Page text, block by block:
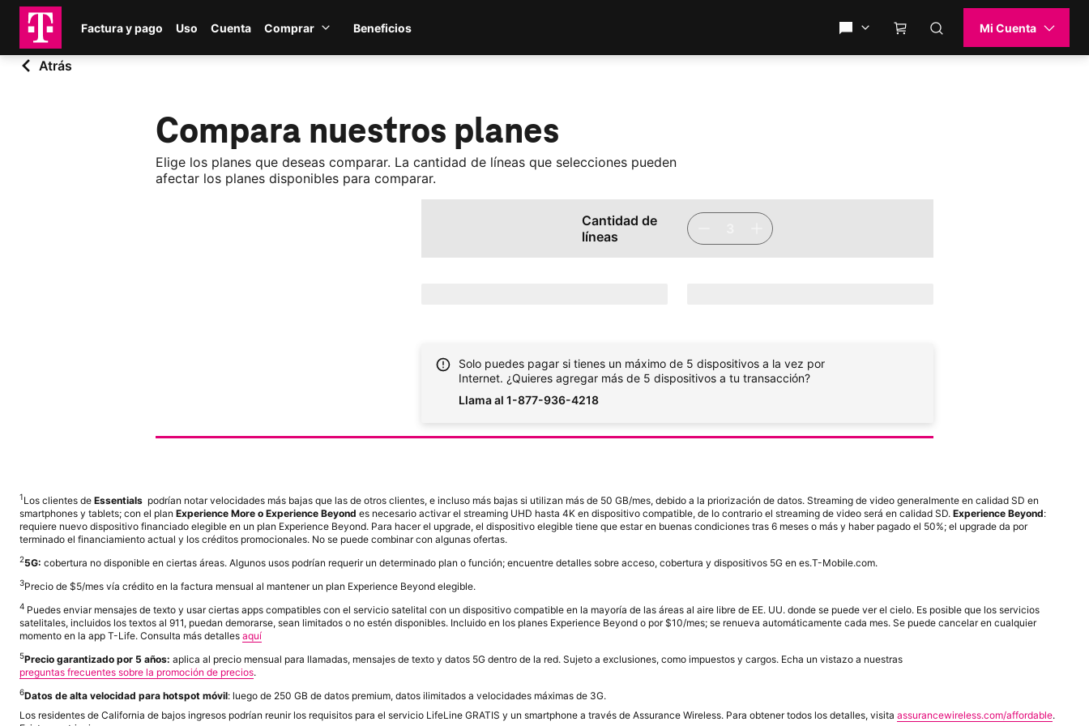
Saltar al contenido principal
Factura y pago Uso Cuenta Comprar ComprarBeneficios
Contacto y asistencia
Contacto y asistencia
CarritoBuscar
Mi Cuenta
Atrás
Compara nuestros planes
Elige los planes que deseas comparar. La cantidad de líneas que selecciones pueden
afectar los planes disponibles para comparar.
Cantidad de
líneas
for phone line(s) 3
Solo puedes pagar si tienes un máximo de 5 dispositivos a la vez por
Internet. ¿Quieres agregar más de 5 dispositivos a tu transacción?
Llama al 1-877-936-4218
1Los clientes de Essentials podrían notar velocidades más bajas que las de otros clientes, e incluso más bajas si utilizan más de 50 GB/mes, debido a la priorización de datos. Streaming de video generalmente en calidad SD en
smartphones y tablets; con el plan Experience More o Experience Beyond es necesario activar el streaming UHD hasta 4K en dispositivo compatible, de lo contrario el streaming de video será en calidad SD. Experience Beyond:
requiere nuevo dispositivo financiado elegible en un plan Experience Beyond. Para hacer el upgrade, el dispositivo elegible tiene que estar en buenas condiciones tras 6 meses o más y haber pagado el 50%; el upgrade da por
terminado el financiamiento actual y los créditos promocionales. No se puede combinar con algunas ofertas.
25G: cobertura no disponible en ciertas áreas. Algunos usos podrían requerir un determinado plan o función; encuentre detalles sobre acceso, cobertura y dispositivos 5G en es.T-Mobile.com.
3Precio de $5/mes vía crédito en la factura mensual al mantener un plan Experience Beyond elegible.
4 Puedes enviar mensajes de texto y usar ciertas apps compatibles con el servicio satelital con un dispositivo compatible en la mayoría de las áreas al aire libre de EE. UU. donde se puede ver el cielo. Es posible que los servicios
satelitales, incluidos los textos al 911, puedan demorarse, sean limitados o no estén disponibles. Incluido en los planes Experience Beyond o por $10/mes; se renueva automáticamente cada mes. Se puede cancelar en cualquier
momento en la app T-Life. Consulta más detalles aquí
5Precio garantizado por 5 años: aplica al precio mensual para llamadas, mensajes de texto y datos 5G dentro de la red. Sujeto a exclusiones, como impuestos y cargos. Echa un vistazo a nuestras
preguntas frecuentes sobre la promoción de precios.
6Datos de alta velocidad para hotspot móvil: luego de 250 GB de datos premium, datos ilimitados a velocidades máximas de 3G.
Los residentes de California de bajos ingresos podrían reunir los requisitos para el servicio LifeLine GRATIS y un smartphone a través de Assurance Wireless. Para obtener todos los detalles, visita assurancewireless.com/affordable.